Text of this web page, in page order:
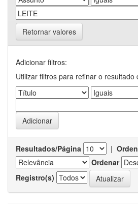
Retornar valores
Adicionar filtros:
Utilizar filtros para refinar o resultado
Resultados/Página |
Ordenar
Registro(s)